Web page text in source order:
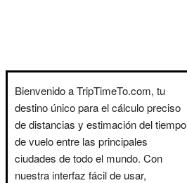
Bienvenido a TripTimeTo.com, tu
destino único para el cálculo preciso
de distancias y estimación del tiempo
de vuelo entre las principales
ciudades de todo el mundo. Con
nuestra interfaz fácil de usar,